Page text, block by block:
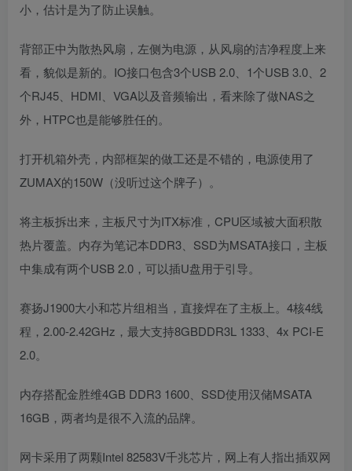
小，估计是为了防止误触。
背部正中为散热风扇，左侧为电源，从风扇的洁净程度上来
看，貌似是新的。IO接口包含3个USB 2.0、1个USB 3.0、2
个RJ45、HDMI、VGA以及音频输出，看来除了做NAS之
外，HTPC也是能够胜任的。
打开机箱外壳，内部框架的做工还是不错的，电源使用了
ZUMAX的150W（没听过这个牌子）。
将主板拆出来，主板尺寸为ITX标准，CPU区域被大面积散
热片覆盖。内存为笔记本DDR3、SSD为MSATA接口，主板
中集成有两个USB 2.0，可以插U盘用于引导。
赛扬J1900大小和芯片组相当，直接焊在了主板上。4核4线
程，2.00-2.42GHz，最大支持8GBDDR3L 1333、4x PCI-E
2.0。
内存搭配金胜维4GB DDR3 1600、SSD使用汉储MSATA
16GB，两者均是很不入流的品牌。
网卡采用了两颗Intel 82583V千兆芯片，网上有人指出插双网